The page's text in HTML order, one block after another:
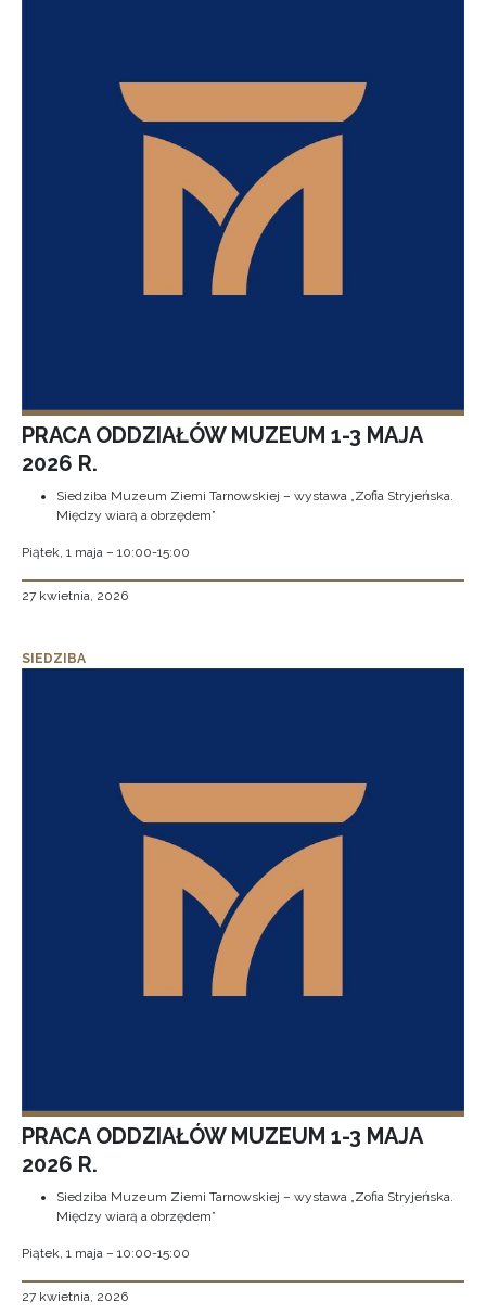
PRACA ODDZIAŁÓW MUZEUM 1-3 MAJA
2026 R.
Siedziba Muzeum Ziemi Tarnowskiej – wystawa „Zofia Stryjeńska.
Między wiarą a obrzędem”
Piątek, 1 maja – 10:00-15:00
27 kwietnia, 2026
SIEDZIBA
PRACA ODDZIAŁÓW MUZEUM 1-3 MAJA
2026 R.
Siedziba Muzeum Ziemi Tarnowskiej – wystawa „Zofia Stryjeńska.
Między wiarą a obrzędem”
Piątek, 1 maja – 10:00-15:00
27 kwietnia, 2026